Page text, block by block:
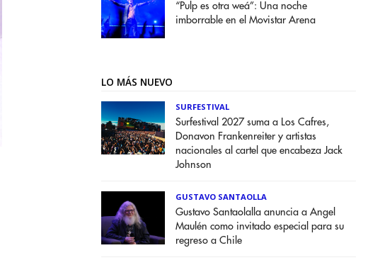
“Pulp es otra weá”: Una noche
imborrable en el Movistar Arena
LO MÁS NUEVO
SURFESTIVAL
Surfestival 2027 suma a Los Cafres,
Donavon Frankenreiter y artistas
nacionales al cartel que encabeza Jack
Johnson
GUSTAVO SANTAOLLA
Gustavo Santaolalla anuncia a Angel
Maulén como invitado especial para su
regreso a Chile